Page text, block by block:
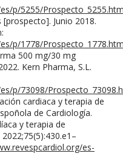
p/5255/
Junio 2018.
p/1778/
500 mg/30 mg
Kern Pharma, S.L.
p/73098/
cardiaca y terapia de
de Cardiología.
y terapia de
es-